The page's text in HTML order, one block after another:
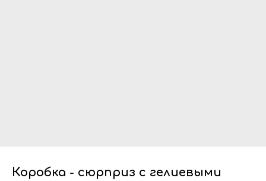
Коробка - сюрприз с гелиевыми